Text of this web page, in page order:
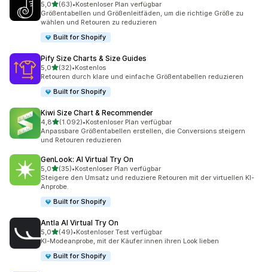
5,0von 5 Sternen
(63)
63 Rezensionen insgesamt
•Kostenloser Plan verfügbar
Größentabellen und Größenleitfäden, um die richtige Größe zu
wählen und Retouren zu reduzieren
Built for Shopify
Pify Size Charts & Size Guides
5,0von 5 Sternen
(32)
32 Rezensionen insgesamt
•Kostenlos
Retouren durch klare und einfache Größentabellen reduzieren
Built for Shopify
Kiwi Size Chart & Recommender
4,8von 5 Sternen
(1.092)
1092 Rezensionen insgesamt
•Kostenloser Plan verfügbar
Anpassbare Größentabellen erstellen, die Conversions steigern
und Retouren reduzieren
GenLook: AI Virtual Try On
5,0von 5 Sternen
(35)
35 Rezensionen insgesamt
•Kostenloser Plan verfügbar
Steigere den Umsatz und reduziere Retouren mit der virtuellen KI-
Anprobe.
Built for Shopify
Antla AI Virtual Try On
5,0von 5 Sternen
(49)
49 Rezensionen insgesamt
•Kostenloser Test verfügbar
KI-Modeanprobe, mit der Käufer:innen ihren Look lieben
Built for Shopify